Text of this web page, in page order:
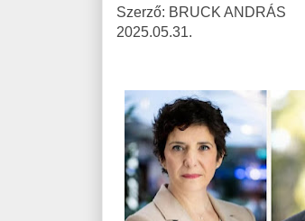
Szerző: BRUCK ANDRÁS
2025.05.31.